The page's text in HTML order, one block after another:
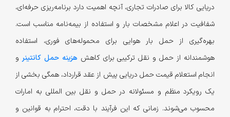
دریایی کالا برای صادرات تجاری، آنچه اهمیت دارد برنامه‌ریزی حرفه‌ای،
شفافیت در اعلام مشخصات بار و استفاده از بیمه‌نامه مناسب است.
بهره‌گیری از حمل بار هوایی برای محموله‌های فوری، استفاده
هوشمندانه از حمل و نقل ترکیبی برای کاهش هزینه حمل کانتینرو
انجام استعلام قیمت حمل دریایی پیش از عقد قرارداد، همگی بخشی از
یک رویکرد منظم و مسئولانه در حمل و نقل بین المللی به امارات
محسوب می‌شوند. زمانی که این فرآیند با دقت، احترام به قوانین و